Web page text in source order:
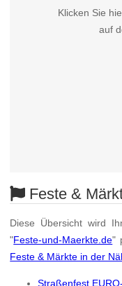
Klicken Sie
auf
Feste &
Diese Übersicht wird
"Feste-und-Maerkte.de"
Feste & Märkte in der
Straßenfest